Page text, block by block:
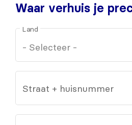
Waar verhuis je
Land
Straat + huisnummer